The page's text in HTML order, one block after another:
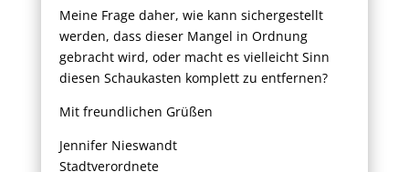
Meine Frage daher, wie kann sichergestellt
werden, dass dieser Mangel in Ordnung
gebracht wird, oder macht es vielleicht Sinn
diesen Schaukasten komplett zu entfernen?
Mit freundlichen Grüßen
Jennifer Nieswandt
Stadtverordnete